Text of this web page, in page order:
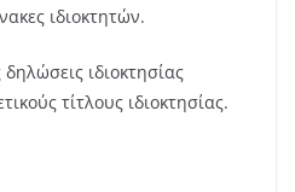
ιδιοκτητών.
ιδιοκτησίας
τίτλους ιδιοκτησίας.